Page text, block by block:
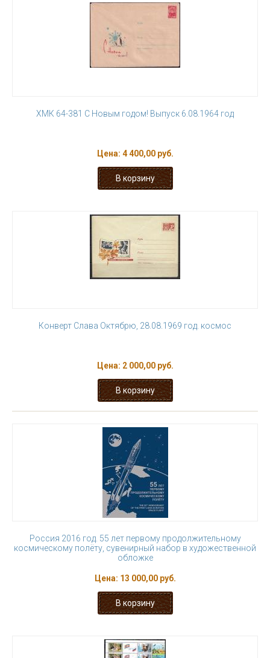
ХМК 64-381 С Новым годом! Выпуск 6.08.1964 год
Цена: 4 400,00 руб.
Конверт Слава Октябрю, 28.08.1969 год. космос
Цена: 2 000,00 руб.
Россия 2016 год. 55 лет первому продолжительному
космическому полёту, сувенирный набор в художественной
обложке
Цена: 13 000,00 руб.